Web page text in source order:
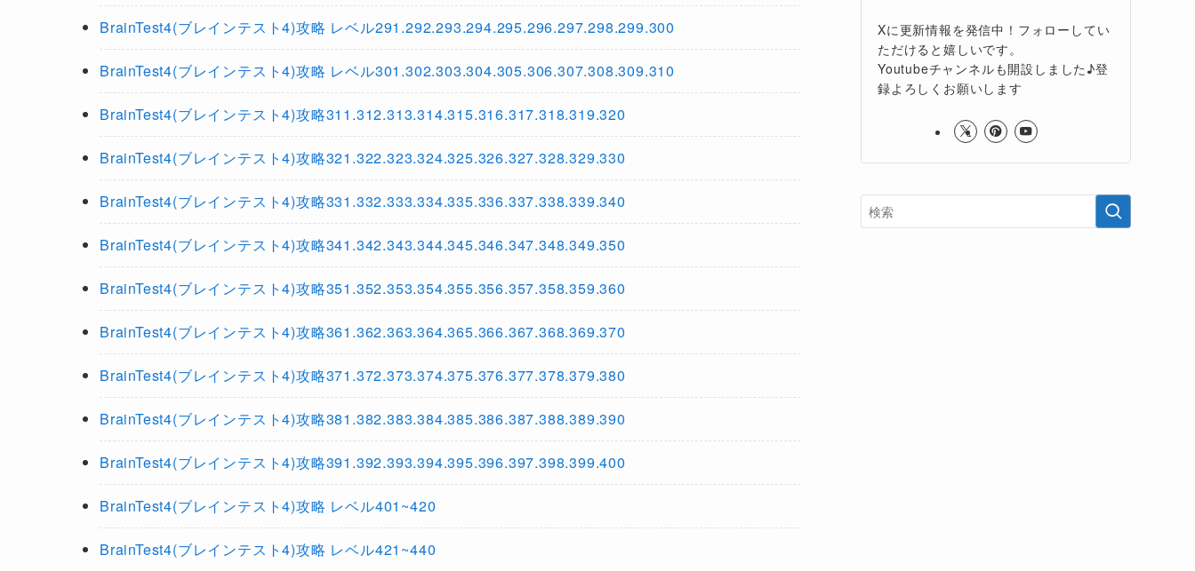
BrainTest4(ブレインテスト4)攻略 レベル291.292.293.294.295.296.297.298.299.300
BrainTest4(ブレインテスト4)攻略 レベル301.302.303.304.305.306.307.308.309.310
BrainTest4(ブレインテスト4)攻略311.312.313.314.315.316.317.318.319.320
BrainTest4(ブレインテスト4)攻略321.322.323.324.325.326.327.328.329.330
BrainTest4(ブレインテスト4)攻略331.332.333.334.335.336.337.338.339.340
BrainTest4(ブレインテスト4)攻略341.342.343.344.345.346.347.348.349.350
BrainTest4(ブレインテスト4)攻略351.352.353.354.355.356.357.358.359.360
BrainTest4(ブレインテスト4)攻略361.362.363.364.365.366.367.368.369.370
BrainTest4(ブレインテスト4)攻略371.372.373.374.375.376.377.378.379.380
BrainTest4(ブレインテスト4)攻略381.382.383.384.385.386.387.388.389.390
BrainTest4(ブレインテスト4)攻略391.392.393.394.395.396.397.398.399.400
BrainTest4(ブレインテスト4)攻略 レベル401~420
BrainTest4(ブレインテスト4)攻略 レベル421~440
Xに更新情報を発信中！フォローしてい
ただけると嬉しいです。
Youtubeチャンネルも開設しました♪登
録よろしくお願いします